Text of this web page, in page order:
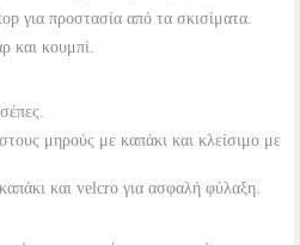
για προστασία από τα σκισίματα.
και κουμπί.
μηρούς με καπάκι και κλείσιμο με
και velcro για ασφαλή φύλαξη.